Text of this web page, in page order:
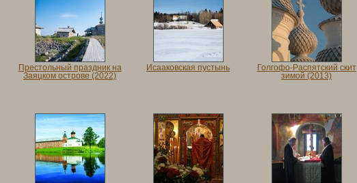
Престольный праздник на
Заяцком острове (2022)
Исааковская пустынь
Голгофо-Распятский скит
зимой (2013)